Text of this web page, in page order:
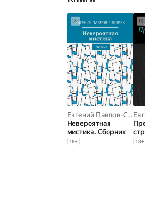
Евгений Павлов-Сибиряк
Невероятная
мистика. Сборник
18+ 18+